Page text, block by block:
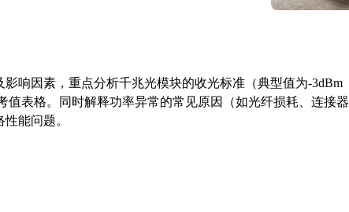
响因素，重点分析千兆光模块的收光标准（典型值为-3dBm
值表格。同时解释功率异常的常见原因（如光纤损耗、连接器
能问题。